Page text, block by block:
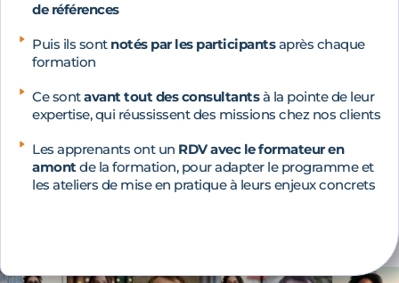
de références
Puis ils sont notés par les participantsaprès chaque
formation
Ce sontavant tout des consultantsà la pointe de leur
expertise, qui réussissent des missions chez nos clients
Les apprenants ont un RDV avec le formateur en
amontde la formation, pour adapter le programme et
les ateliers de mise en pratique à leurs enjeux concrets